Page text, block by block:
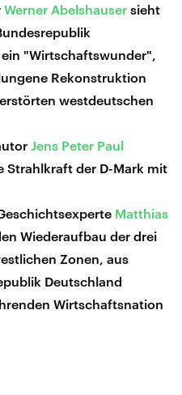
Werner Abelshauser sieht
"Wirtschaftswunder",
Rekonstruktion
westdeutschen
Jens Peter Paul
Strahlkraft der D-Mark mit
Matthias
Wiederaufbau der drei
Zonen, aus
Deutschland
Wirtschaftsnation